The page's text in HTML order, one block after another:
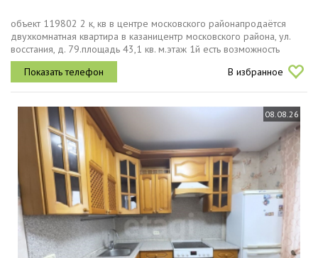
объект 119802 2 к, кв в центре московского районапродаётся
двухкомнатная квартира в казаницентр московского района, ул.
восстания, д. 79.площадь 43,1 кв. м.этаж 1й есть возможность
пристроить лоджию 8 м².состояние готова к проживанию,
выполнен...
В избранное
08.08.26